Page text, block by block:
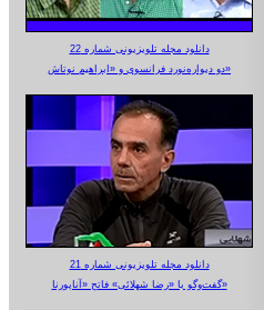
دانلود مجله تلویزیونی شماره 22
دو دیواره‌نورد فرانسوی و «ابراهیم نوتاش»
دانلود مجله تلویزیونی شماره 21
گفت‌وگو با «رضا شهلائی» فاتح «آناپورنا»